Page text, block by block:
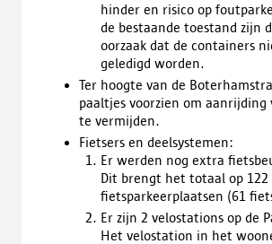
hinder en risico op
de bestaande toestand zijn
oorzaak dat de containers
geledigd worden.
Ter hoogte van de
paaltjes voorzien om aanrijding
te vermijden.
Fietsers en deelsystemen:
Er werden nog extra
Dit brengt het totaal op 122
fietsparkeerplaatsen (61
Er zijn 2 velostations op de
Het velostation in het